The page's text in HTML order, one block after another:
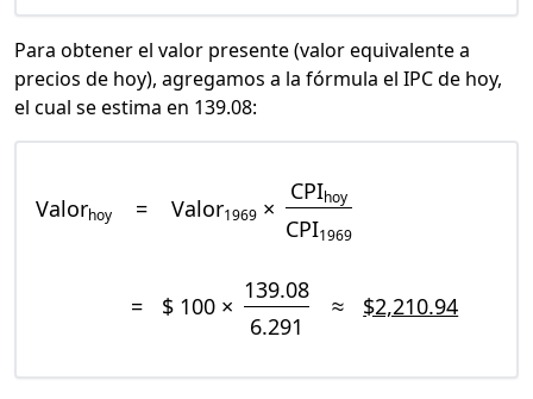
Para obtener el valor presente (valor equivalente a
precios de hoy), agregamos a la fórmula el IPC de hoy,
el cual se estima en 139.08:
Valorhoy = Valor1969 ×
CPIhoy
CPI1969
= $ 100 ×
139.08
6.291
≈ $2,210.94